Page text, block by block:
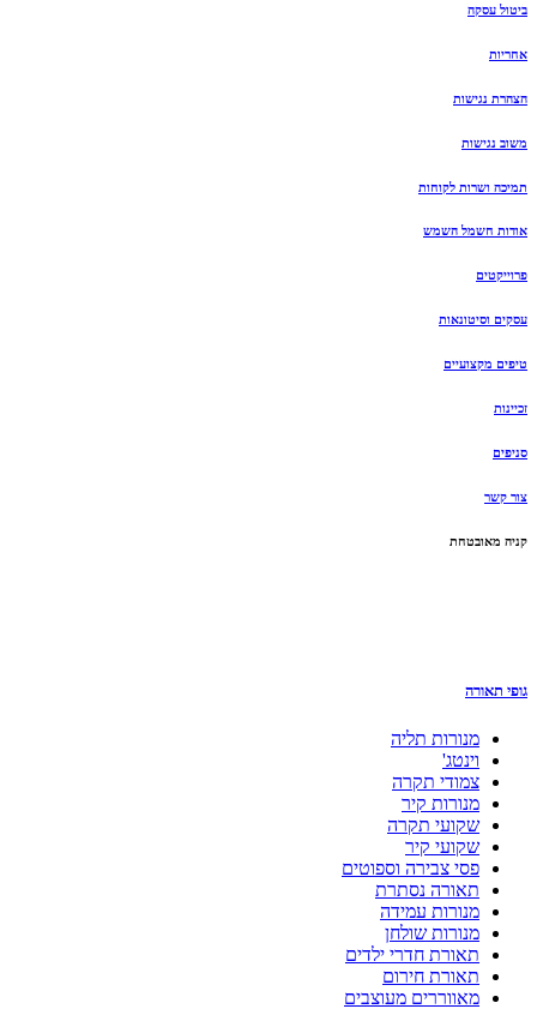
ביטול עסקה
אחריות
הצהרת נגישות
משוב נגישות
תמיכה ושרות לקוחות
אודות חשמל השמש
פרוייקטים
עסקים וסיטונאות
טיפים מקצועיים
זכיינות
סניפים
צור קשר
קניה מאובטחת
גופי תאורה
מנורות תליה
וינטג'
צמודי תקרה
מנורות קיר
שקועי תקרה
שקועי קיר
פסי צבירה וספוטים
תאורה נסתרת
מנורות עמידה
מנורות שולחן
תאורת חדרי ילדים
תאורת חירום
מאווררים מעוצבים